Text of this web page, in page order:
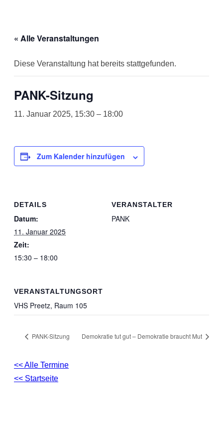
« Alle Veranstaltungen
Diese Veranstaltung hat bereits stattgefunden.
PANK-Sitzung
11. Januar 2025, 15:30 – 18:00
Zum Kalender hinzufügen
DETAILS
Datum:
11. Januar 2025
Zeit:
15:30 – 18:00
VERANSTALTER
PANK
VERANSTALTUNGSORT
VHS Preetz, Raum 105
PANK-Sitzung Demokratie tut gut – Demokratie braucht Mut
<< Alle Termine
<< Startseite